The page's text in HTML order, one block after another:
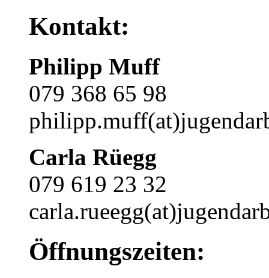
Kontakt:
Philipp Muff
079 368 65 98
Carla Rüegg
079 619 23 32
Öffnungszeiten: